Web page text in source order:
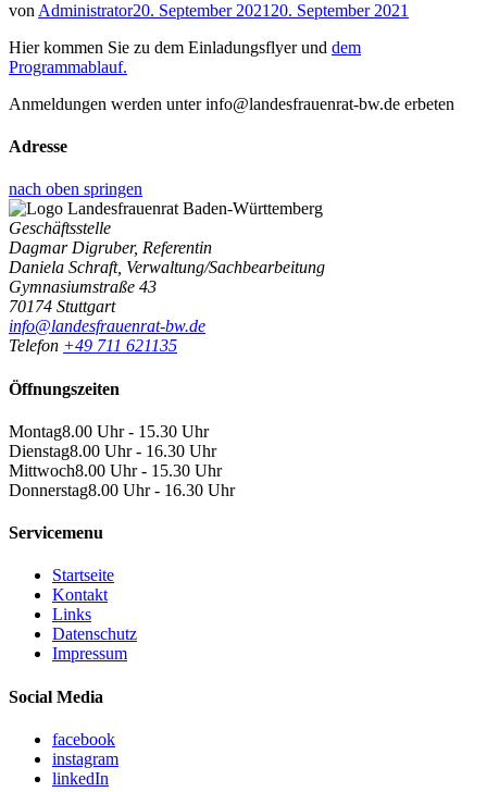
von Administrator20. September 2021 20. September 2021
Hier kommen Sie zu dem Einladungsflyer und dem
Programmablauf.
Anmeldungen werden unter info@landesfrauenrat-bw.de erbeten
Adresse
nach oben springen
Geschäftsstelle
Dagmar Digruber, Referentin
Daniela Schraft, Verwaltung/Sachbearbeitung
Gymnasiumstraße 43
70174 Stuttgart
info@landesfrauenrat-bw.de
Telefon +49 711 621135
Öffnungszeiten
Montag8.00 Uhr - 15.30 Uhr
Dienstag8.00 Uhr - 16.30 Uhr
Mittwoch8.00 Uhr - 15.30 Uhr
Donnerstag8.00 Uhr - 16.30 Uhr
Servicemenu
Startseite
Kontakt
Links
Datenschutz
Impressum
Social Media
facebook
instagram
linkedIn